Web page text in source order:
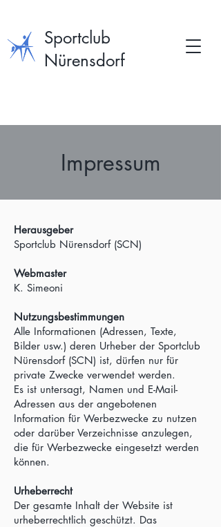
Sportclub
Nürensdorf
Impressum
Herausgeber
Sportclub Nürensdorf (SCN)
Webmaster
K. Simeoni
Nutzungsbestimmungen
Alle Informationen (Adressen, Texte,
Bilder usw.) deren Urheber der Sportclub
Nürensdorf (SCN) ist, dürfen nur für
private Zwecke verwendet werden.
Es ist untersagt, Namen und E-Mail-
Adressen aus der angebotenen
Information für Werbezwecke zu nutzen
oder darüber Verzeichnisse anzulegen,
die für Werbezwecke eingesetzt werden
können.
Urheberrecht
Der gesamte Inhalt der Website ist
urheberrechtlich geschützt. Das